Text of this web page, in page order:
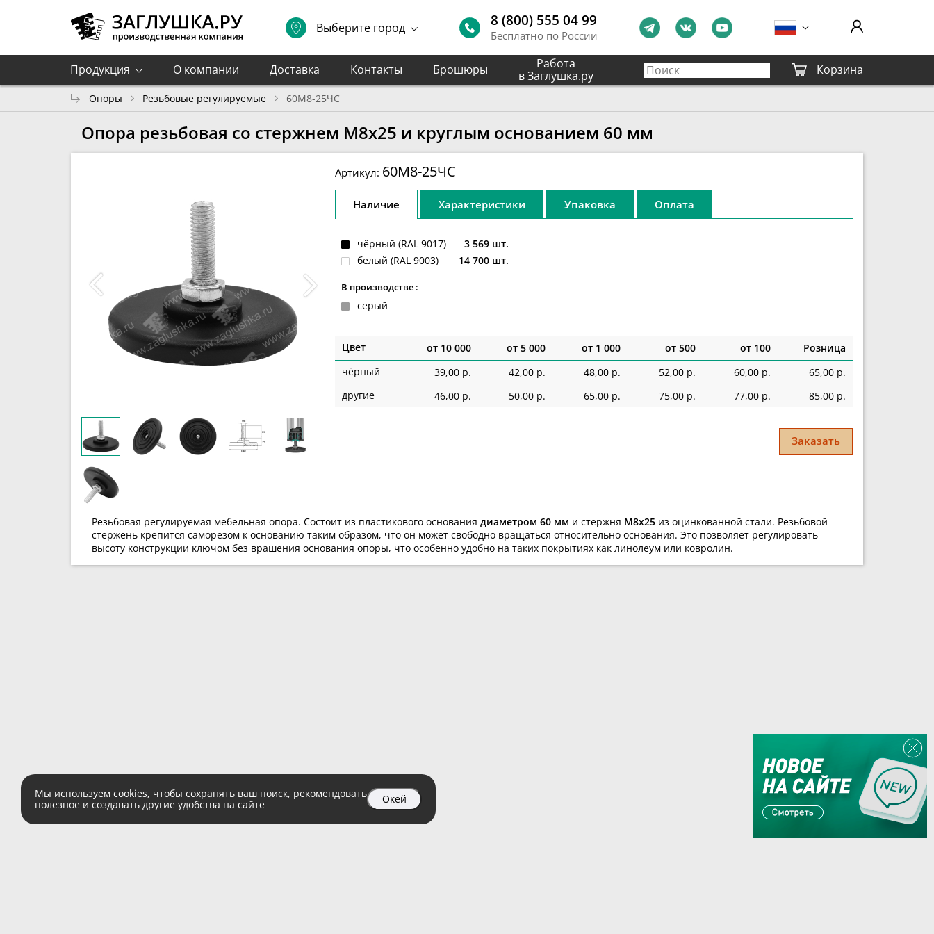
Выберите город 8 (800) 555 04 99
Бесплатно по России
Продукция О компании Доставка Контакты Брошюры
Работа
в Заглушка.ру
Корзина
Опоры Резьбовые регулируемые 60М8-25ЧС
Опора резьбовая со стержнем М8х25 и круглым основанием 60 мм
Артикул: 60М8-25ЧС
Наличие Характеристики Упаковка Оплата
чёрный (RAL 9017)
3 569 шт.
белый (RAL 9003)
14 700 шт.
В производстве :
серый
Цвет от 10 000 от 5 000 от 1 000 от 500 от 100
Розница
чёрный
39,00 р. 42,00 р. 48,00 р. 52,00 р. 60,00 р.
65,00 р.
другие
46,00 р. 50,00 р. 65,00 р. 75,00 р. 77,00 р. 85,00 р.
Заказать
Резьбовая регулируемая мебельная опора. Состоит из пластикового основания диаметром 60 мм и стержня М8х25 из оцинкованной стали. Резьбовой
стержень крепится саморезом к основанию таким образом, что он может свободно вращаться относительно основания. Это позволяет регулировать
высоту конструкции ключом без врашения основания опоры, что особенно удобно на таких покрытиях как линолеум или ковролин.
Мы используем cookies, чтобы сохранять ваш поиск, рекомендовать
полезное и создавать другие удобства на сайте
Окей